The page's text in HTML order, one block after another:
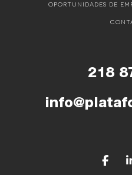
OPORTUNIDADES DE
218